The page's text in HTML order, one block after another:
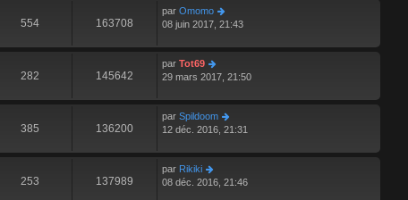
554 163708
par Omomo
08 juin 2017, 21:43
282 145642
par Tot69
29 mars 2017, 21:50
385 136200
par Spildoom
12 déc. 2016, 21:31
253 137989
par Rikiki
08 déc. 2016, 21:46